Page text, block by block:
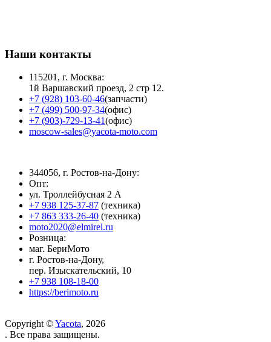
Наши контакты
115201, г. Москва:
1й Варшавский проезд, 2 стр 12.
+7 (928) 103-60-46(запчасти)
+7 (499) 500-97-34(офис)
+7 (903)-729-13-41(офис)
moscow-sales@yacota-moto.com
344056, г. Ростов-на-Дону:
Опт:
ул. Троллейбусная 2 А
+7 938 125-37-87 (техника)
+7 863 333-26-40 (техника)
moto2020@elmirel.ru
Розница:
маг. БериМото
г. Ростов-на-Дону,
пер. Изыскательский, 10
+7 938 108-18-00
https://berimoto.ru
Copyright ©Yacota, 2026
. Все права защищены.